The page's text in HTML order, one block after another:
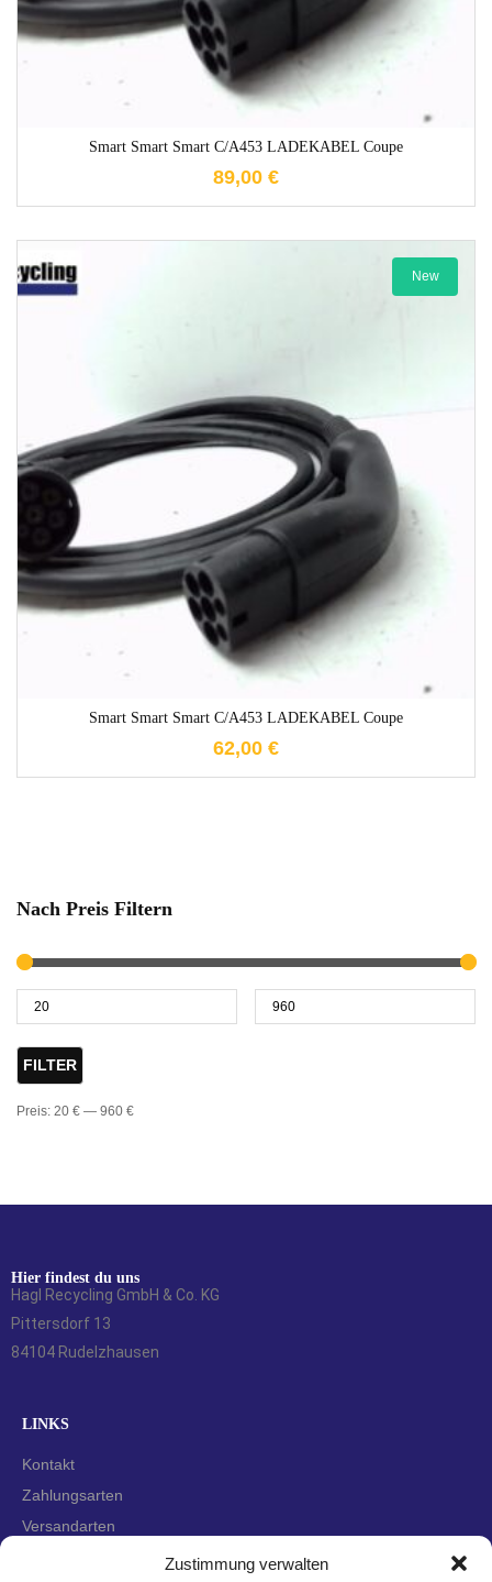
Zustimmung verwalten
Nach Preis Filtern
FILTER
Preis: 20 € — 960 €
Smart Smart Smart C/A453 LADEKABEL Coupe
89,00 €
New
Smart Smart Smart C/A453 LADEKABEL Coupe
62,00 €
1-3 Werktage
Hier findest du uns
Hagl Recycling GmbH & Co. KG
Pittersdorf 13
84104 Rudelzhausen
LINKS
Kontakt
Zahlungsarten
Versandarten